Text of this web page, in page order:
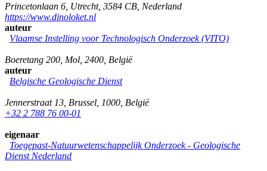
Princetonlaan 6 Utrecht, 3584 CB Nederland
https://www.dinoloket.nl
auteur
Vlaamse Instelling voor Technologisch Onderzoek (VITO)
Boeretang 200 Mol 2400 België
auteur
Belgische Geologische Dienst
Jennerstraat 13 Brussel 1000 België
+32 2 788 76 00-01
eigenaar
Toegepast-Natuurwetenschappelijk Onderzoek - Geologische
Dienst Nederland